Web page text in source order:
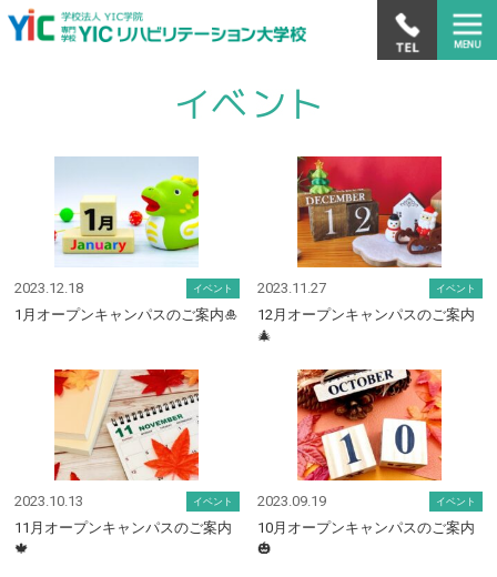
2023.12.18 イベント
1月オープンキャンパスのご案内🎍
2023.11.27 イベント
12月オープンキャンパスのご案内
🎄
2023.10.13 イベント
11月オープンキャンパスのご案内
🍁
2023.09.19 イベント
10月オープンキャンパスのご案内
🎃